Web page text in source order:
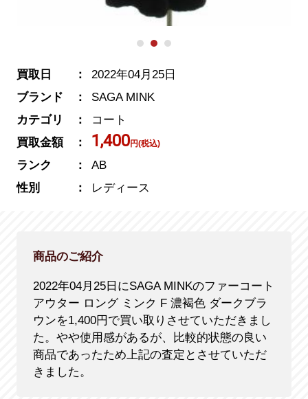
買取日
2022年04月25日
ブランド
SAGA MINK
カテゴリ
コート
買取金額
1,400円(税込)
ランク
AB
性別
レディース
商品のご紹介
2022年04月25日にSAGA MINKのファーコート
アウター ロング ミンク F 濃褐色 ダークブラ
ウンを1,400円で買い取りさせていただきまし
た。やや使用感があるが、比較的状態の良い
商品であったため上記の査定とさせていただ
きました。